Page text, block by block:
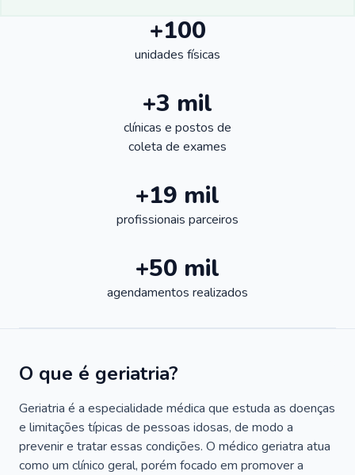
+100
unidades físicas
+3 mil
clínicas e postos de
coleta de exames
+19 mil
profissionais parceiros
+50 mil
agendamentos realizados
O que é geriatria?
Geriatria é a especialidade médica que estuda as doenças
e limitações típicas de pessoas idosas, de modo a
prevenir e tratar essas condições. O médico geriatra atua
como um clínico geral, porém focado em promover a